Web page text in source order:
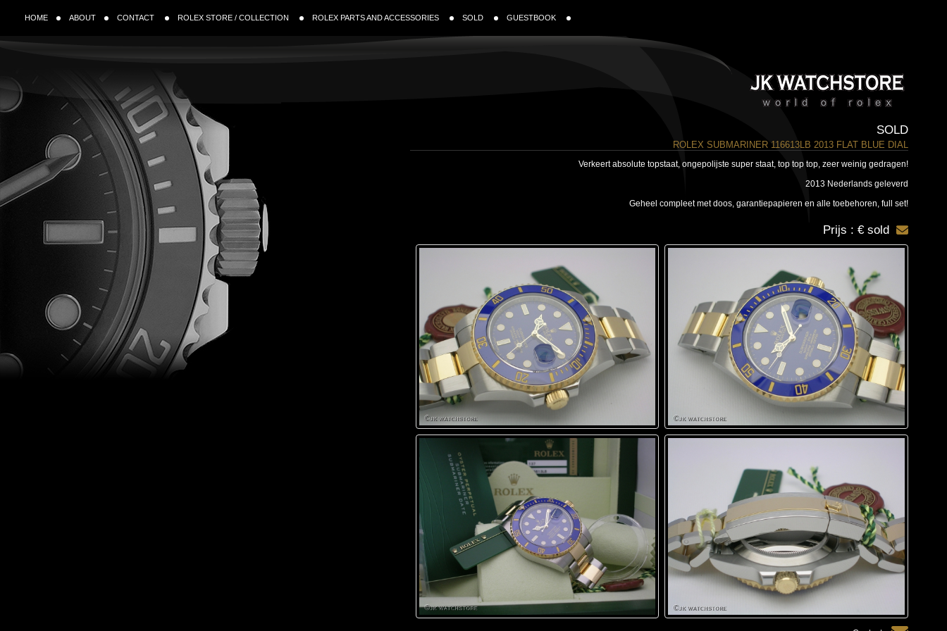
HOME ABOUT CONTACT ROLEX STORE / COLLECTION ROLEX PARTS AND ACCESSORIES SOLD GUESTBOOK
SOLD
ROLEX SUBMARINER 116613LB 2013 FLAT BLUE DIAL
Verkeert absolute topstaat, ongepolijste super staat, top top top, zeer weinig gedragen!
2013 Nederlands geleverd
Geheel compleet met doos, garantiepapieren en alle toebehoren, full set!
Prijs : € sold